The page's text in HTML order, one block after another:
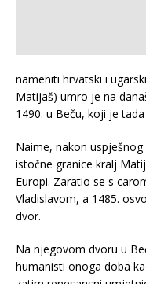
nameniti hrvatski i
Matijaš) umro je na
1490. u Beču, koji je
Naime, nakon
istočne granice kralj
Europi. Zaratio se s
Vladislavom, a 1485.
dvor.
Na njegovom dvoru u
humanisti onoga doba